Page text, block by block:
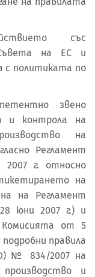
със
на ЕС и
с политиката по
звено
и контрола на
на
Регламент
г. относно
на
на Регламент
юни 2007 г.) и
от 5
правила
№ 834/2007 на
и